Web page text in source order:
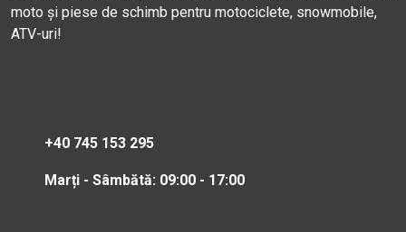
moto și piese de schimb pentru motociclete, snowmobile,
ATV-uri!
+40 745 153 295
Marți - Sâmbătă: 09:00 - 17:00